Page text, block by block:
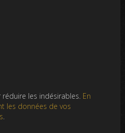
les indésirables. En
les données de vos
.